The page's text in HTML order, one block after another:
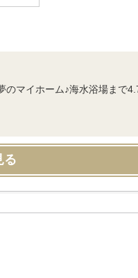
マイホーム♪海水浴場まで
る